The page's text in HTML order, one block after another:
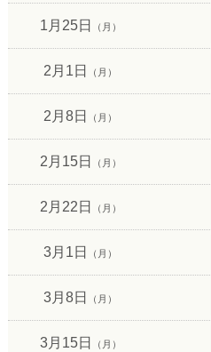
1月25日 （月）
2月1日 （月）
2月8日 （月）
2月15日 （月）
2月22日 （月）
3月1日 （月）
3月8日 （月）
3月15日 （月）